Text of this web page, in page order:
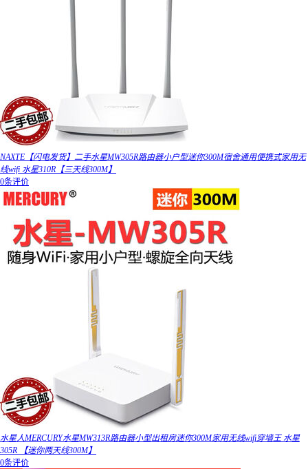
NAXTE【闪电发货】二手水星MW305R路由器小户型迷你300M宿舍通用便携式家用无
线wifi 水星310R【三天线300M】
0条评价
水星人MERCURY水星MW313R路由器小型出租房迷你300M家用无线wifi穿墙王 水星
305R 【迷你两天线300M】
0条评价